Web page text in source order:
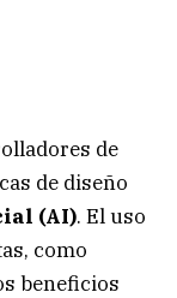
de
de diseño
(AI). El uso
como
beneficios